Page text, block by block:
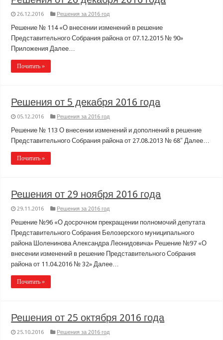
26.12.2016 Решения за 2016 год
Решение № 114 «О внесении изменений в решение
Представительного Собрания района от 07.12.2015 № 90»
Приложения Далее…
Почитать »
Решения от 5 декабря 2016 года
05.12.2016 Решения за 2016 год
Решение № 113 О внесении изменений и дополнений в решение
Представительного Собрания района от 27.08.2013 № 68″ Далее…
Почитать »
Решения от 29 ноября 2016 года
29.11.2016 Решения за 2016 год
Решение №96 «О досрочном прекращении полномочий депутата
Представительного Собрания Белозерского муниципального
района Шоленинова Александра Леонидовича» Решение №97 «О
внесении изменений в решение Представительного Собрания
района от 11.04.2016 № 32» Далее…
Почитать »
Решения от 25 октября 2016 года
25.10.2016 Решения за 2016 год